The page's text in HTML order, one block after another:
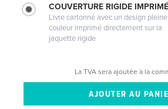
COUVERTURE RIGIDE
Livre cartonné avec un design pleine
couleur imprimé directement sur la
jaquette rigide
La TVA sera ajoutée à la